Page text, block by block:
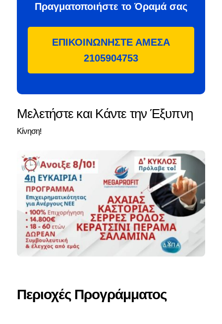
Πραγματοποιήστε το Όραμά σας
ΕΠΙΚΟΙΝΩΝΗΣΤΕ ΑΜΕΣΑ
2105904753
Μελετήστε και Κάντε την Έξυπνη
Κίνηση!
Περιοχές Προγράμματος